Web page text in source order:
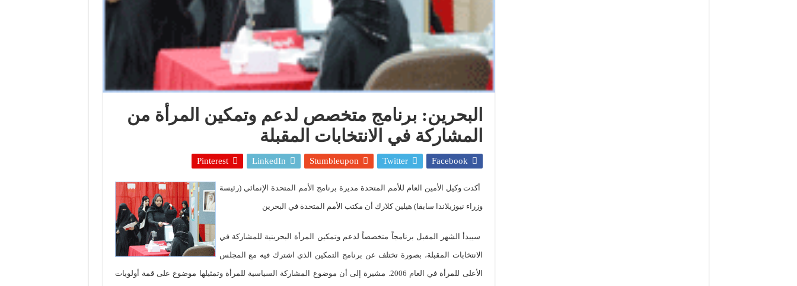
البحرين: برنامج متخصص لدعم وتمكين المرأة من
المشاركة في الانتخابات المقبلة
Facebook
Twitter
Stumbleupon
LinkedIn
Pinterest
أكدت وكيل الأمين العام للأمم المتحدة مديرة برنامج الأمم المتحدة الإنمائي (رئيسة
وزراء نيوزيلاندا سابقا) هيلين كلارك أن مكتب الأمم المتحدة في البحرين
سيبدأ الشهر المقبل برنامجاً متخصصاً لدعم وتمكين المرأة البحرينية للمشاركة في
الانتخابات المقبلة، بصورة تختلف عن برنامج التمكين الذي اشترك فيه مع المجلس
الأعلى للمرأة في العام 2006. مشيرة إلى أن موضوع المشاركة السياسية للمرأة وتمثيلها موضوع على قمة أولويات